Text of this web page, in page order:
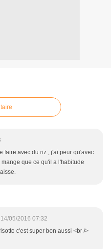
faire avec du riz , j'ai peur qu'avec
que ce qu'il a l'habitude
14/05/2016 07:32
c'est super bon aussi <br />